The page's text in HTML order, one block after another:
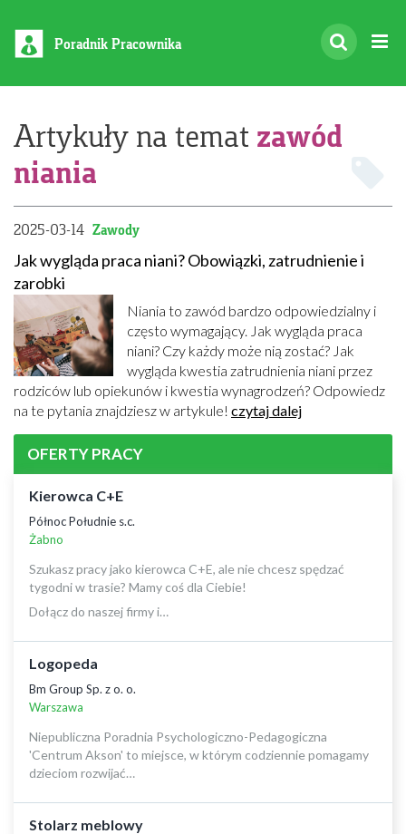
Poradnik Pracownika
Artykuły na temat zawód
niania
2025-03-14 Zawody
Jak wygląda praca niani? Obowiązki, zatrudnienie i
zarobki
Niania to zawód bardzo odpowiedzialny i
często wymagający. Jak wygląda praca
niani? Czy każdy może nią zostać? Jak
wygląda kwestia zatrudnienia niani przez
rodziców lub opiekunów i kwestia wynagrodzeń? Odpowiedz
na te pytania znajdziesz w artykule! czytaj dalej
OFERTY PRACY
Kierowca C+E
Północ Południe s.c.
Żabno
Szukasz pracy jako kierowca C+E, ale nie chcesz spędzać
tygodni w trasie? Mamy coś dla Ciebie!
Dołącz do naszej firmy i…
Logopeda
Bm Group Sp. z o. o.
Warszawa
Niepubliczna Poradnia Psychologiczno-Pedagogiczna
'Centrum Akson' to miejsce, w którym codziennie pomagamy
dzieciom rozwijać…
Stolarz meblowy